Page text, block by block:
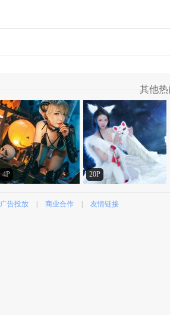
其他
4P 20P
广告投放 商业合作 友情链接